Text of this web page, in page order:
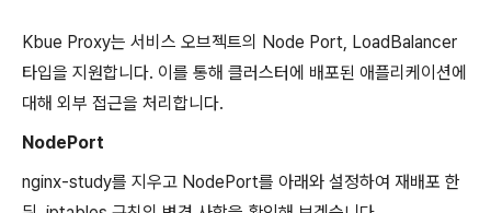
Kbue Proxy는 서비스 오브젝트의 Node Port, LoadBalancer
타입을 지원합니다. 이를 통해 클러스터에 배포된 애플리케이션에
대해 외부 접근을 처리합니다.
NodePort
nginx-study를 지우고 NodePort를 아래와 설정하여 재배포 한